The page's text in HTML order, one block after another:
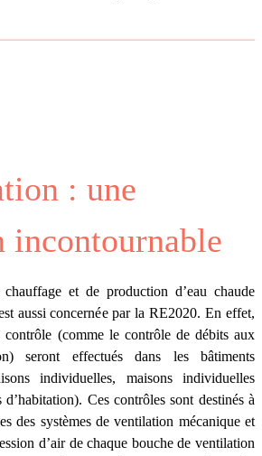
: une
incontournable
et de production d’eau chaude
aussi concernée par la RE2020. En effet,
(comme le contrôle de débits aux
seront effectués dans les bâtiments
individuelles, maisons individuelles
Ces contrôles sont destinés à
des systèmes de ventilation mécanique et
d’air de chaque bouche de ventilation